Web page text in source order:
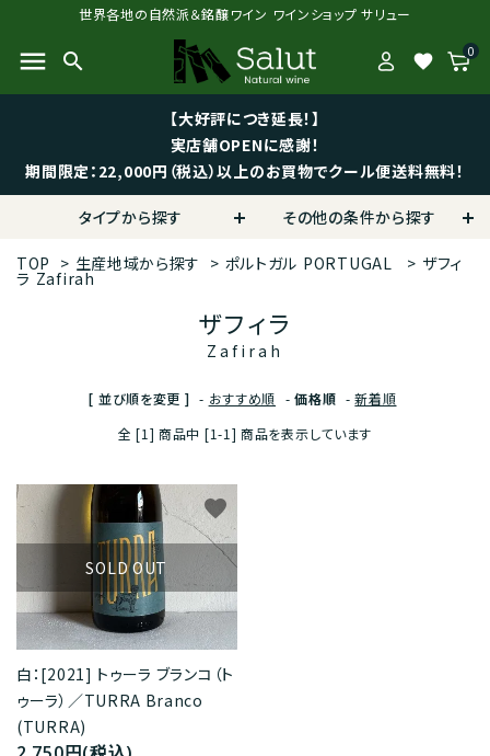
世界各地の自然派＆銘醸ワイン ワインショップ サリュー
menu search favorite 0
【大好評につき延長！】
実店舗OPENに感謝！
期間限定：22,000円（税込）以上のお買物でクール便送料無料！
タイプから探す その他の条件から探す
TOP > 生産地域から探す > ポルトガル PORTUGAL > ザフィ
ラ Zafirah
ザフィラ
Zafirah
[ 並び順を変更 ] - おすすめ順 -価格順 -新着順
全 [1] 商品中 [1-1] 商品を表示しています
SOLD OUT
白：[2021] トゥーラ ブランコ（ト
ゥーラ）／TURRA Branco
(TURRA)
favorite